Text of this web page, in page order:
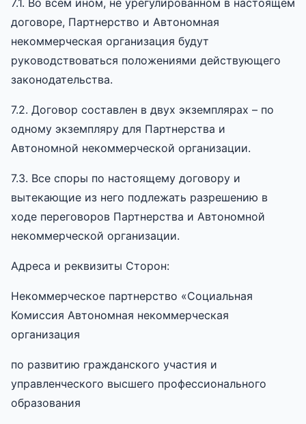
договоре, Партнерство и Автономная
некоммерческая организация будут
руководствоваться положениями действующего
законодательства.
7.2. Договор составлен в двух экземплярах – по
одному экземпляру для Партнерства и
Автономной некоммерческой организации.
7.3. Все споры по настоящему договору и
вытекающие из него подлежать разрешению в
ходе переговоров Партнерства и Автономной
некоммерческой организации.
Адреса и реквизиты Сторон:
Некоммерческое партнерство «Социальная
Комиссия Автономная некоммерческая
организация
по развитию гражданского участия и
управленческого высшего профессионального
образования